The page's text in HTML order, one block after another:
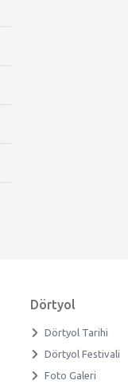
Dörtyol
Dörtyol Tarihi
Dörtyol Festivali
Foto Galeri